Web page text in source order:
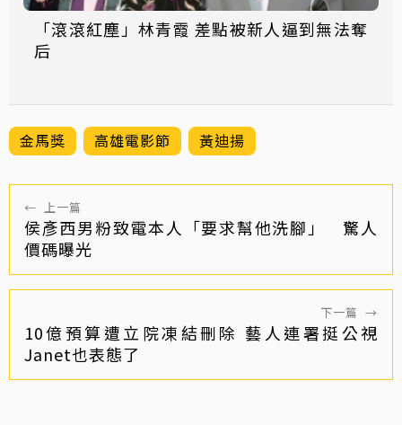
「滾滾紅塵」林青霞 差點被新人逼到無法奪
后
金馬獎 高雄電影節 黃迪揚
← 上一篇
侯彥西男粉致電本人「要求幫他洗腳」 驚人
價碼曝光
下一篇 →
10億預算遭立院凍結刪除 藝人連署挺公視
Janet也表態了